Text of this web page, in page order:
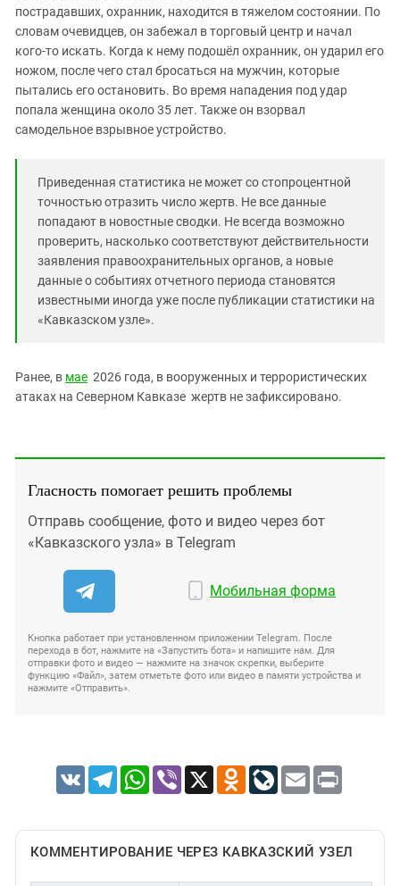
ЮФО
пострадавших, охранник, находится в тяжелом состоянии. По
словам очевидцев, он забежал в торговый центр и начал
кого-то искать. Когда к нему подошёл охранник, он ударил его
ножом, после чего стал бросаться на мужчин, которые
пытались его остановить. Во время нападения под удар
попала женщина около 35 лет. Также он взорвал
самодельное взрывное устройство.
Приведенная статистика не может со стопроцентной
точностью отразить число жертв. Не все данные
попадают в новостные сводки. Не всегда возможно
проверить, насколько соответствуют действительности
заявления правоохранительных органов, а новые
данные о событиях отчетного периода становятся
известными иногда уже после публикации статистики на
«Кавказском узле».
Ранее, в мае 2026 года, в вооруженных и террористических
атаках на Северном Кавказе жертв не зафиксировано.
Гласность помогает решить проблемы
Отправь сообщение, фото и видео через бот
«Кавказского узла» в Telegram
Мобильная форма
Кнопка работает при установленном приложении Telegram. После
перехода в бот, нажмите на «Запустить бота» и напишите нам. Для
отправки фото и видео — нажмите на значок скрепки, выберите
функцию «Файл», затем отметьте фото или видео в памяти устройства и
нажмите «Отправить».
VK TelegramWhatsApp
Viber X Odnoklassniki
LiveJournal
Email Print
КОММЕНТИРОВАНИЕ ЧЕРЕЗ КАВКАЗСКИЙ УЗЕЛ